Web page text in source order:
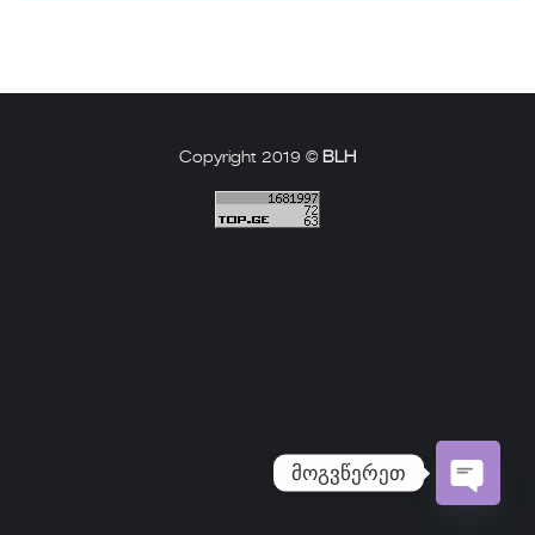
Copyright 2019 © BLH
მოგვწერეთ